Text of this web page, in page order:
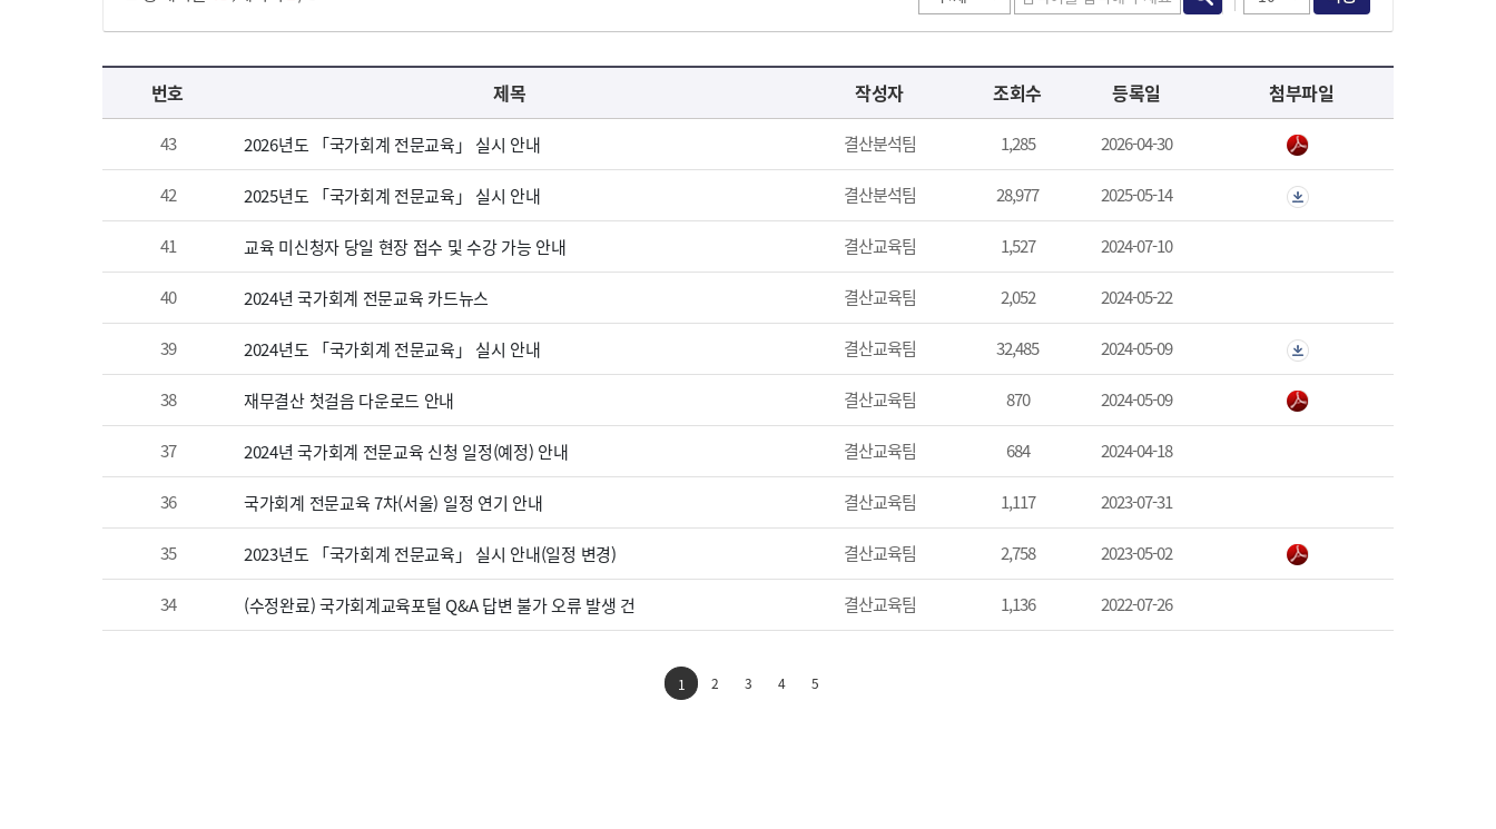
공지사항 목록 으로 번호, 제목, 작성자, 조회수, 등록 일, 첨부파일로 나열 되고 있습니다.
번호 제목 작성자 조회수 등록일 첨부파일
43 2026년도 「국가회계 전문교육」 실시 안내 결산분석팀 1,285 2026-04-30
42 2025년도 「국가회계 전문교육」 실시 안내 결산분석팀 28,977 2025-05-14
41 교육 미신청자 당일 현장 접수 및 수강 가능 안내 결산교육팀 1,527 2024-07-10
40 2024년 국가회계 전문교육 카드뉴스 결산교육팀 2,052 2024-05-22
39 2024년도 「국가회계 전문교육」 실시 안내 결산교육팀 32,485 2024-05-09
38 재무결산 첫걸음 다운로드 안내 결산교육팀 870 2024-05-09
37 2024년 국가회계 전문교육 신청 일정(예정) 안내 결산교육팀 684 2024-04-18
36 국가회계 전문교육 7차(서울) 일정 연기 안내 결산교육팀 1,117 2023-07-31
35 2023년도 「국가회계 전문교육」 실시 안내(일정 변경) 결산교육팀 2,758 2023-05-02
34 (수정완료) 국가회계교육포털 Q&A 답변 불가 오류 발생 건 결산교육팀 1,136 2022-07-26
1 2 3 4 5